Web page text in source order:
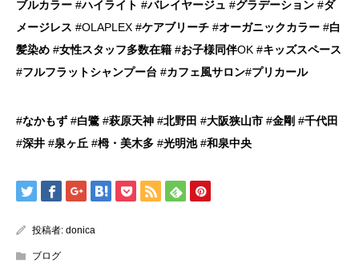
ブルカラー #ハイライト #バレイヤージュ #グラデーション #ダ
メージレス #OLAPLEX #ケアブリーチ #オーガニックカラー #白
髪染め #女性スタッフ多数在籍 #お子様同伴OK #キッズスペース
#フルフラットシャンプー台 #カフェ風サロン#プリカール
#なかもず #白鷺 #萩原天神 #北野田 #大阪狭山市 #金剛 #千代田
#深井 #泉ヶ丘 #栂・美木多 #光明池#和泉中央
投稿者: donica
ブログ